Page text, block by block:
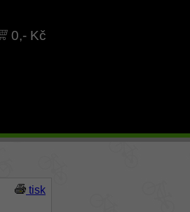
0,- Kč
tisk